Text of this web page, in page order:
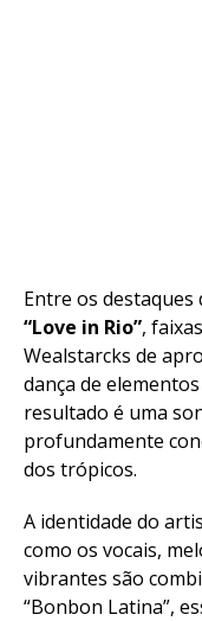
Entre os destaques
“Love in Rio”,
Wealstarcks de
dança de
resultado é uma
profundamente
dos trópicos.
A identidade do
como os vocais,
vibrantes são
“Bonbon Latina”,